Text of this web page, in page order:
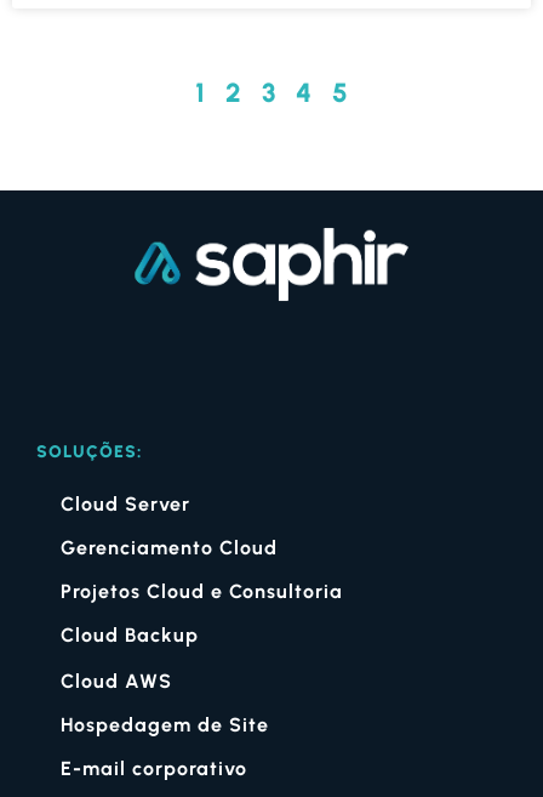
1 2 3 4 5
SOLUÇÕES:
Cloud Server
Gerenciamento Cloud
Projetos Cloud e Consultoria
Cloud Backup
Cloud AWS
Hospedagem de Site
E-mail corporativo